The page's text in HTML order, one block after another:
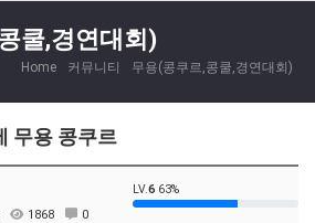
쿨,경연대회)
Home 커뮤니티 무용(콩쿠르,콩쿨,경연대회)
무용 콩쿠르
1868 0
LV.6 63%